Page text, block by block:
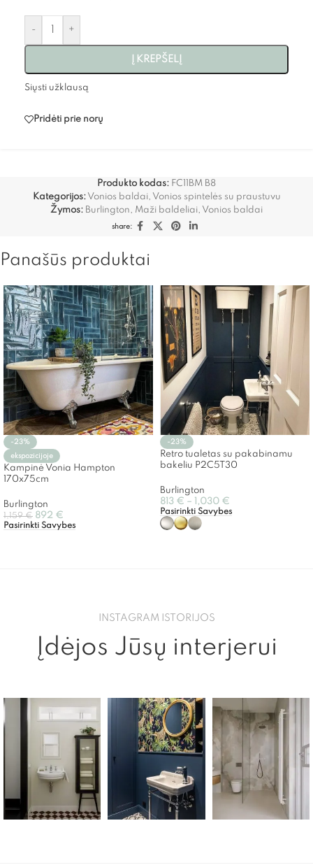
- +
Į KREPŠELĮ
Siųsti užklausą
Pridėti prie norų
Produkto kodas: FC11BM B8
Kategorijos: Vonios baldai, Vonios spintelės su praustuvu
Žymos: Burlington, Maži baldeliai, Vonios baldai
share:
Panašūs produktai
-23%
ekspozicijoje
Kampinė Vonia Hampton
170x75cm
Burlington
1,159€ 892 €
Pasirinkti Savybes
-23%
Retro tualetas su pakabinamu
bakeliu P2C5T30
Burlington
813 € – 1,030 €
Pasirinkti Savybes
INSTAGRAM ISTORIJOS
Įdėjos Jūsų interjerui